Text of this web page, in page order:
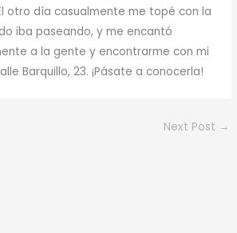
otro día casualmente me topé con la
iba paseando, y me encantó
a la gente y encontrarme con mi
Barquillo, 23. ¡Pásate a conocerla!
Next Post →